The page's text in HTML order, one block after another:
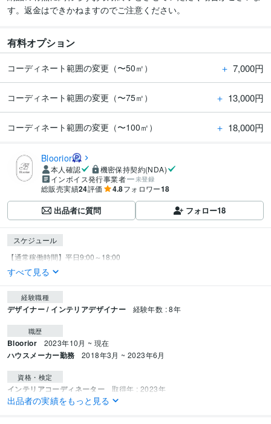
す。返金はできかねますのでご注意ください。
有料オプション
コーディネート範囲の変更（〜50㎡） ＋ 7,000円
コーディネート範囲の変更（〜75㎡） ＋ 13,000円
コーディネート範囲の変更（〜100㎡） ＋ 18,000円
Bloorior
本人確認
機密保持契約(NDA)
インボイス発行事業者
未登録
総販売実績24評価 4.8フォロワー18
出品者に質問 フォロー18
スケジュール
すべて見る
経験職種
デザイナー / インテリアデザイナー 経験年数 : 8年
職歴
Bloorior 2023年10月 ~ 現在
ハウスメーカー勤務 2018年3月 ~ 2023年6月
資格・検定
インテリアコーディネーター 取得年 : 2023年
カラーコーディネーター 取得年 : 2013年
出品者の実績をもっと見る